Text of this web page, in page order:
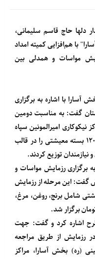
دلها حاج قاسم سلیمانی،
با هم‌افزایی کمیته امداد
مواسات و همدلی بین
با اشاره به برگزاری
گفت: به مناسبت دومین
امیرالمونین سپاه
"بخش آسارا" باهم افزایی کمیته امداد ۱۲۰۰ بسته معیشتی را در قالب
توزیع کردند.
برگزاری رزمایش مواسات و
گفت: این مرحله از رزمایش
اهداء ۱۲۰۰ بسته معیشتی شامل برنج، روغن، مرغ،
اشاره کرد و گفت: جهت
رزمایش از طریق مراجعه
(ره) بخش آسارا، مراکز